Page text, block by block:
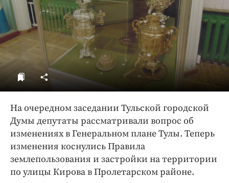
На очередном заседании Тульской городской
Думы депутаты рассматривали вопрос об
изменениях в Генеральном плане Тулы. Теперь
изменения коснулись Правила
землепользования и застройки на территории
по улицы Кирова в Пролетарском районе.